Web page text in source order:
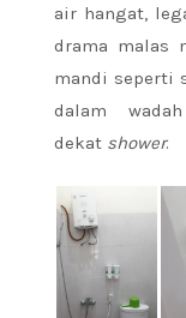
air hangat,
drama malas
mandi seperti
dalam
dekat shower.